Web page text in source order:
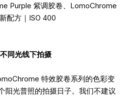
Purple 紫调胶卷、LomoChrome
配方｜ISO 400
同光线下拍摄
特效胶卷系列的色彩变
阳光普照的拍摄日子。我们不建议